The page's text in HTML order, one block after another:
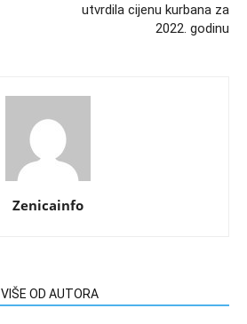
utvrdila cijenu kurbana za
2022. godinu
Zenicainfo
VIŠE OD AUTORA